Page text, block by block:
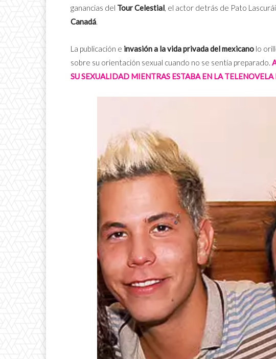
ganancias del Tour Celestial, el actor detrás de Pato
Canadá.
La publicación e invasión a la vida privada del mexicano lo
sobre su orientación sexual cuando no se sentía preparado.
SU SEXUALIDAD MIENTRAS ESTABA EN LA TELENOVELA